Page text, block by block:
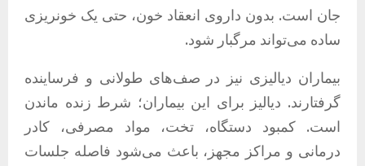
جان است. بدون داروی انعقاد خون، حتی یک خونریزی
ساده می‌تواند مرگبار شود.
بیماران دیالیزی نیز در صف‌های طولانی و فرساینده
گرفتارند. دیالیز برای این بیماران؛ شرط زنده ماندن
است. کمبود دستگاه، تخت، مواد مصرفی، کادر
درمانی و مراکز مجهز، باعث می‌شود فاصله جلسات